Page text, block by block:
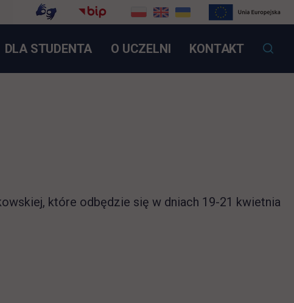
OTWIERA SIĘ W NOWEJ KARCIE
DLA STUDENTA O UCZELNI KONTAKT
które odbędzie się w dniach 19-21 kwietnia